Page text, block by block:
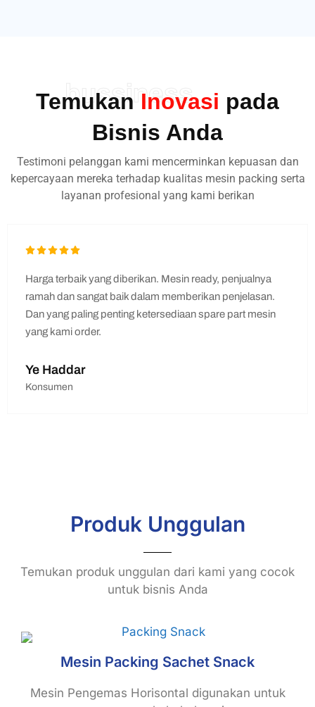
bussiness
Temukan Inovasi pada
Bisnis Anda
Testimoni pelanggan kami mencerminkan kepuasan dan
kepercayaan mereka terhadap kualitas mesin packing serta
layanan profesional yang kami berikan
Harga terbaik yang diberikan. Mesin ready, penjualnya
ramah dan sangat baik dalam memberikan penjelasan.
Dan yang paling penting ketersediaan spare part mesin
yang kami order.
Ye Haddar
Konsumen
Produk Unggulan
Temukan produk unggulan dari kami yang cocok
untuk bisnis Anda
Mesin Packing Sachet Snack
Mesin Pengemas Horisontal digunakan untuk